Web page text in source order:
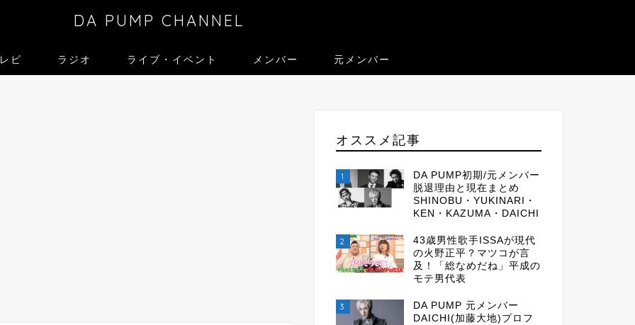
DA PUMP CHANNEL
ビ ラジオ ライブ・イベント メンバー 元メンバー
オススメ記事
1
DA PUMP初期/元メンバー
脱退理由と現在まとめ
SHINOBU・YUKINARI・
KEN・KAZUMA・DAICHI
2
43歳男性歌手ISSAが現代
の火野正平？マツコが言
及！「総なめだね」平成の
モテ男代表
3
DA PUMP 元メンバー
DAICHI(加藤大地)プロフ